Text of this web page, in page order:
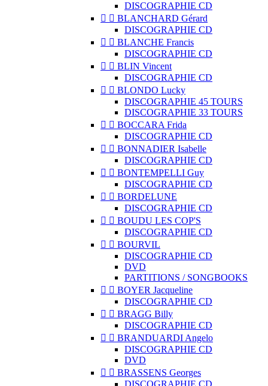
DISCOGRAPHIE CD
  BLANCHARD Gérard
DISCOGRAPHIE CD
  BLANCHE Francis
DISCOGRAPHIE CD
  BLIN Vincent
DISCOGRAPHIE CD
  BLONDO Lucky
DISCOGRAPHIE 45 TOURS
DISCOGRAPHIE 33 TOURS
  BOCCARA Frida
DISCOGRAPHIE CD
  BONNADIER Isabelle
DISCOGRAPHIE CD
  BONTEMPELLI Guy
DISCOGRAPHIE CD
  BORDELUNE
DISCOGRAPHIE CD
  BOUDU LES COP'S
DISCOGRAPHIE CD
  BOURVIL
DISCOGRAPHIE CD
DVD
PARTITIONS / SONGBOOKS
  BOYER Jacqueline
DISCOGRAPHIE CD
  BRAGG Billy
DISCOGRAPHIE CD
  BRANDUARDI Angelo
DISCOGRAPHIE CD
DVD
  BRASSENS Georges
DISCOGRAPHIE CD